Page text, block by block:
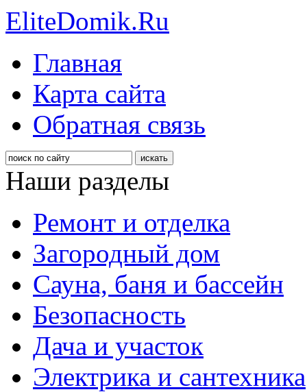
EliteDomik.Ru
Главная
Карта сайта
Обратная связь
Наши разделы
Ремонт и отделка
Загородный дом
Сауна, баня и бассейн
Безопасность
Дача и участок
Электрика и сантехника